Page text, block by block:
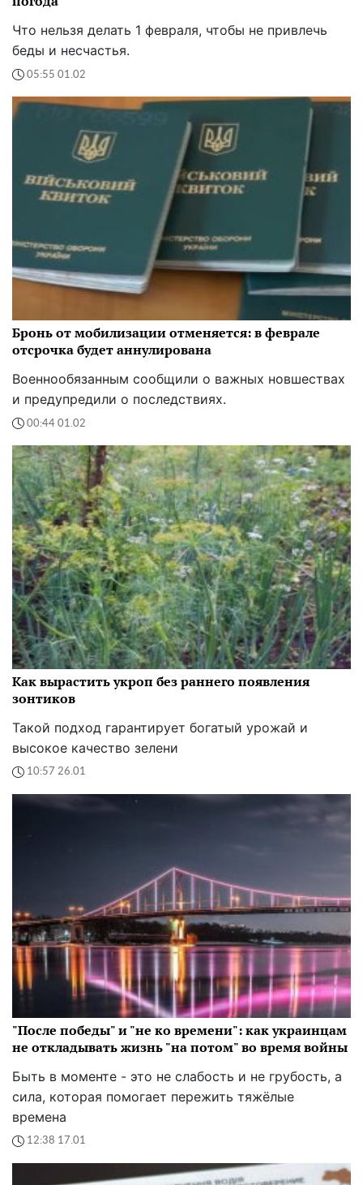
Что нельзя делать 1 февраля, чтобы не привлечь
беды и несчастья.
05:55 01.02
Бронь от мобилизации отменяется: в феврале
отсрочка будет аннулирована
Военнообязанным сообщили о важных новшествах
и предупредили о последствиях.
00:44 01.02
Как вырастить укроп без раннего появления
зонтиков
Такой подход гарантирует богатый урожай и
высокое качество зелени
10:57 26.01
"После победы" и "не ко времени": как украинцам
не откладывать жизнь "на потом" во время войны
Быть в моменте - это не слабость и не грубость, а
сила, которая помогает пережить тяжёлые
времена
12:38 17.01